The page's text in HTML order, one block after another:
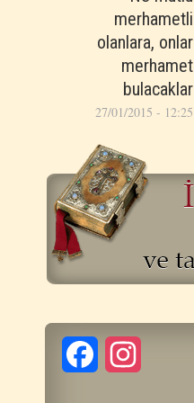
merhametli
olanlara, onlar
merhamet
bulacaklar
27/01/2015 - 12:25
Facebook